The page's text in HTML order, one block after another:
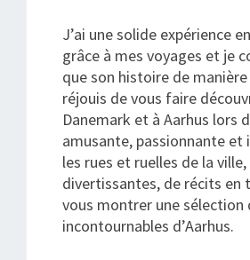
J’ai une solide expérience
grâce à mes voyages et je
que son histoire de
réjouis de vous faire
Danemark et à Aarhus lors
amusante, passionnante
les rues et ruelles de la
divertissantes, de récits en
vous montrer une sélection
incontournables d’Aarhus.